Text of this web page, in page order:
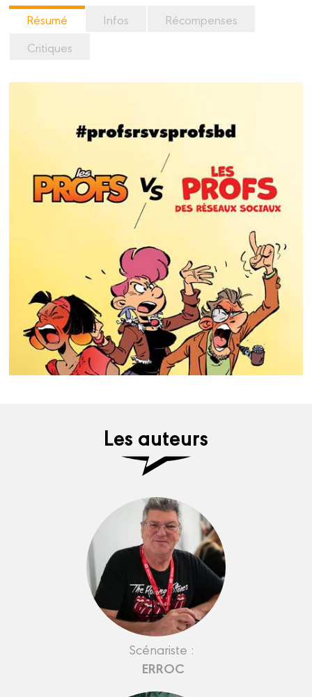
Résumé Infos
Récompenses
Critiques
Les auteurs
Scénariste :
ERROC